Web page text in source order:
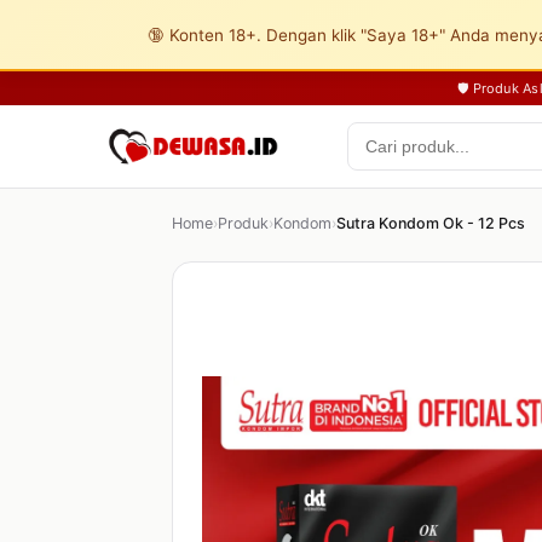
🔞 Konten 18+. Dengan klik "Saya 18+" Anda
🛡️ Produk
Home›Produk›Kondom›Sutra Kondom Ok - 12 Pcs